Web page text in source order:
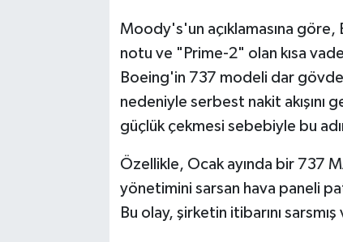
Moody's'un açıklamasına
notu ve "Prime-2" olan kısa
Boeing'in 737 modeli dar gövdeli
nedeniyle serbest nakit akışını
güçlük çekmesi sebebiyle bu
Özellikle, Ocak ayında bir 737
yönetimini sarsan hava paneli
Bu olay, şirketin itibarını